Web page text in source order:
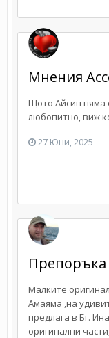
Мнения
Щото Айсин няма
любопитно, виж
27 Юни, 2025
Препоръка
Малките
Амаяма ,на
предлага в Бг.
оригинални